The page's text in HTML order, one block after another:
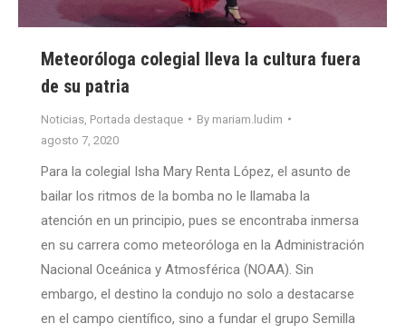
Meteoróloga colegial lleva la cultura fuera
de su patria
Noticias Portada destaque By mariam.ludim
agosto 7, 2020
Para la colegial Isha Mary Renta López, el asunto de
bailar los ritmos de la bomba no le llamaba la
atención en un principio, pues se encontraba inmersa
en su carrera como meteoróloga en la Administración
Nacional Oceánica y Atmosférica (NOAA). Sin
embargo, el destino la condujo no solo a destacarse
en el campo científico, sino a fundar el grupo Semilla